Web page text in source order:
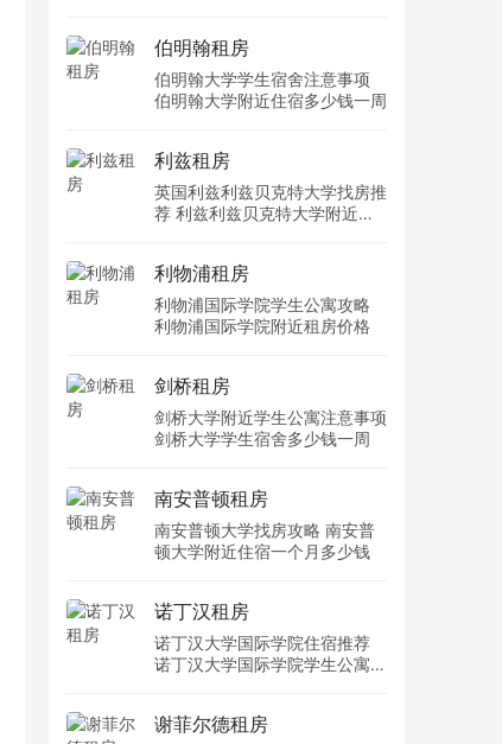
伯明翰租房
伯明翰大学学生宿舍注意事项
伯明翰大学附近住宿多少钱一周
利兹租房
英国利兹利兹贝克特大学找房推
荐 利兹利兹贝克特大学附近住
利物浦租房
利物浦国际学院学生公寓攻略
利物浦国际学院附近租房价格
剑桥租房
剑桥大学附近学生公寓注意事项
剑桥大学学生宿舍多少钱一周
南安普顿租房
南安普顿大学找房攻略 南安普
顿大学附近住宿一个月多少钱
诺丁汉租房
诺丁汉大学国际学院住宿推荐
诺丁汉大学国际学院学生公寓多
谢菲尔德租房